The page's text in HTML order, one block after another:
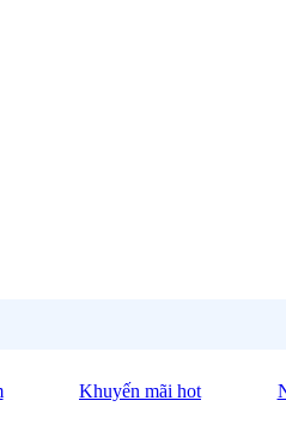
Khuyến mãi hot